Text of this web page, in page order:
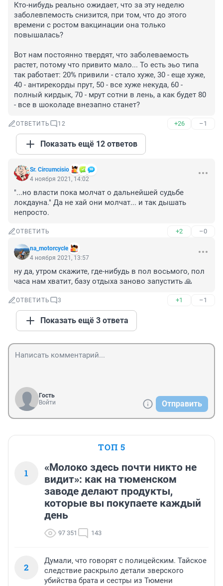
Кто-нибудь реально ожидает, что за эту неделю
заболевпемость снизится, при том, что до этого
времени с ростом вакцинации она только
повышалась?
Вот нам постоянно твердят, что заболеваемость
растет, потому что привито мало... То есть эьо типа
так работает: 20% привили - стало хуже, 30 - еще хуже,
40 - антирекорды прут, 50 - все хуже некуда, 60 -
полный кирдык, 70 - мрут сотни в лень, а как будет 80
- все в шоколаде внезапно станет?
ОТВЕТИТЬ 12 +26 –1
Показать ещё 12 ответов
Sr. Circumcisio
4 ноября 2021, 14:02
"...но власти пока молчат о дальнейшей судьбе
локдауна." Да не хай они молчат... и так дышать
непросто.
ОТВЕТИТЬ +2 –0
na_motorcycle
4 ноября 2021, 13:57
ну да, утром скажите, где-нибудь в пол восьмого, пол
часа нам хватит, базу отдыха заново запустить 🙏
ОТВЕТИТЬ 3 +1 –1
Показать ещё 3 ответа
Гость
Войти
Отправить
ТОП 5
1
«Молоко здесь почти никто не
видит»: как на тюменском
заводе делают продукты,
которые вы покупаете каждый
день
97 351 143
2
Думали, что говорят с полицейским. Тайское
следствие раскрыло детали зверского
убийства брата и сестры из Тюмени